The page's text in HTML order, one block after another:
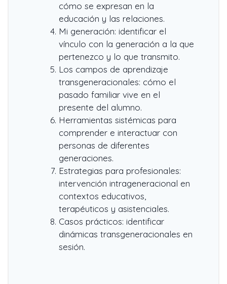
cómo se expresan en la
educación y las relaciones.
Mi generación: identificar el
vínculo con la generación a la que
pertenezco y lo que transmito.
Los campos de aprendizaje
transgeneracionales: cómo el
pasado familiar vive en el
presente del alumno.
Herramientas sistémicas para
comprender e interactuar con
personas de diferentes
generaciones.
Estrategias para profesionales:
intervención intrageneracional en
contextos educativos,
terapéuticos y asistenciales.
Casos prácticos: identificar
dinámicas transgeneracionales en
sesión.